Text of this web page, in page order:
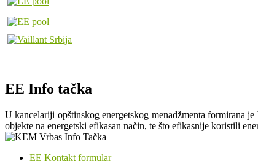
EE Info tačka
U kancelariji opštinskog energetskog menadžmenta formirana je
objekte na energetski efikasan način, te što efikasnije koristili
EE Kontakt formular